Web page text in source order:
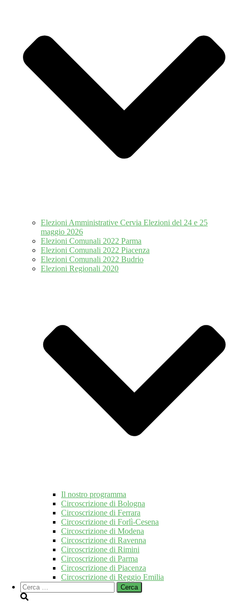
Elezioni Amministrative Cervia Elezioni del 24 e 25
maggio 2026
Elezioni Comunali 2022 Parma
Elezioni Comunali 2022 Piacenza
Elezioni Comunali 2022 Budrio
Elezioni Regionali 2020
Il nostro programma
Circoscrizione di Bologna
Circoscrizione di Ferrara
Circoscrizione di Forlì-Cesena
Circoscrizione di Modena
Circoscrizione di Ravenna
Circoscrizione di Rimini
Circoscrizione di Parma
Circoscrizione di Piacenza
Circoscrizione di Reggio Emilia
Ricerca
per: